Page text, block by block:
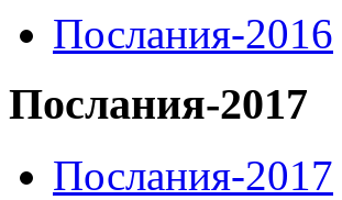
Послания-2016
Послания-2017
Послания-2017